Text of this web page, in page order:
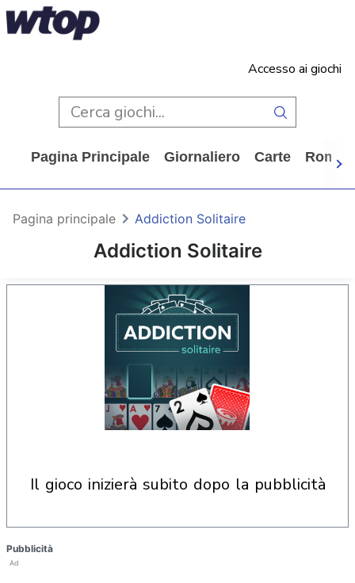
Accesso ai giochi
Pagina Principale Giornaliero Carte
Addiction Solitaire
Pagina principale Addiction Solitaire
il gioco inizierà subito dopo la pubblicità
Pubblicità
Ad